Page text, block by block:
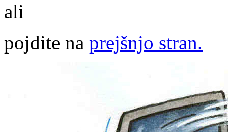
ali
pojdite na prejšnjo stran.